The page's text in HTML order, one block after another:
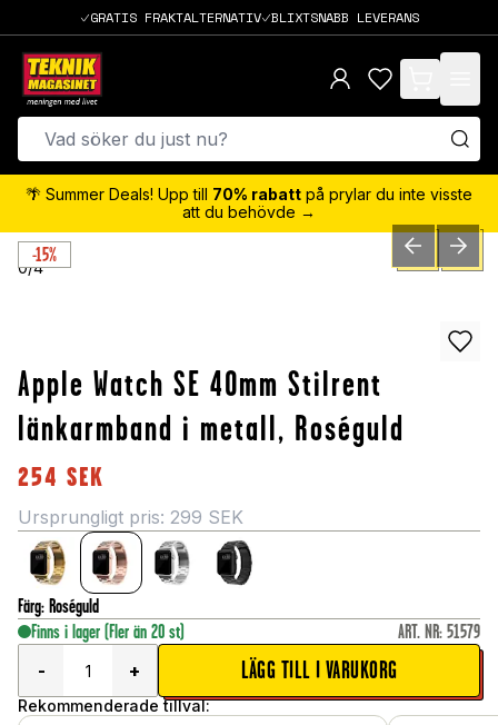
GRATIS FRAKTALTERNATIV BLIXTSNABB LEVERANS
items in cart,
🌴 Summer Deals! Upp till 70% rabatt på prylar du inte visste
att du behövde →
-15%
0/4 PREVIOUSNEXT
Apple Watch SE 40mm Stilrent
länkarmband i metall, Roséguld
254 SEK
Ursprungligt pris: 299 SEK
Färg: Roséguld
Finns i lager (Fler än 20 st) ART. NR: 51579
-
+ LÄGG TILL I VARUKORG
Rekommenderade tillval: